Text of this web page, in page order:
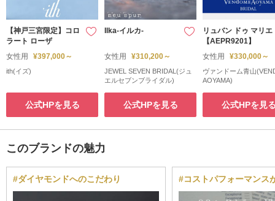
【神戸三宮限定】コロ
ラート ローザ
女性用
¥397,000～
ith(イズ)
公式HPを見る
Ilka-イルカ-
女性用 ¥310,200～
JEWEL SEVEN BRIDAL(ジュ
エルセブンブライダル)
公式HPを見る
リュバン ドゥ マリエ
【AEPR9201】
女性用
¥330,000～
ヴァンドーム青山
AOYAMA)
公式HPを見
このブランドの魅力
#ダイヤモンドへのこだわり #コストパフォーマンス